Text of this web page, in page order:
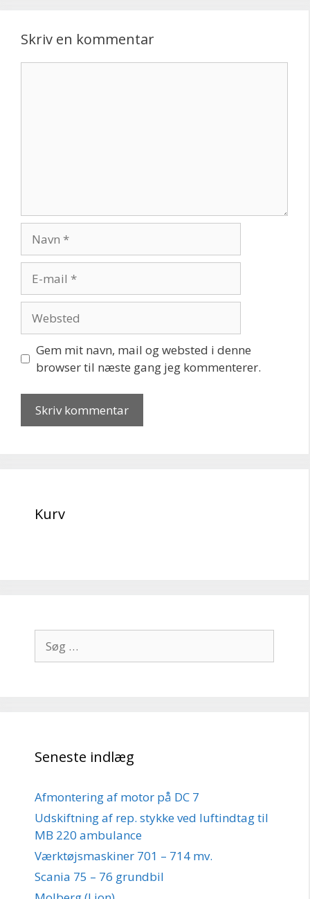
Skriv en kommentar
mail
Gem mit navn, mail og websted i denne
browser til næste gang jeg kommenterer.
Kurv
efter:
Seneste indlæg
Afmontering af motor på DC 7
Udskiftning af rep. stykke ved luftindtag til
MB 220 ambulance
Værktøjsmaskiner 701 – 714 mv.
Scania 75 – 76 grundbil